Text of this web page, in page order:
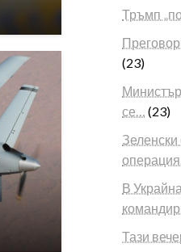
Тръмп
(23)
се…
(23)
В
Тази